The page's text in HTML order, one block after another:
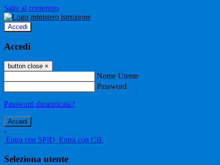
Salta al contenuto
Accedi
Accedi
button close ×
Nome Utente
Password
Password dimenticata?
-
Entra con SPID Entra con CIE
Seleziona utente